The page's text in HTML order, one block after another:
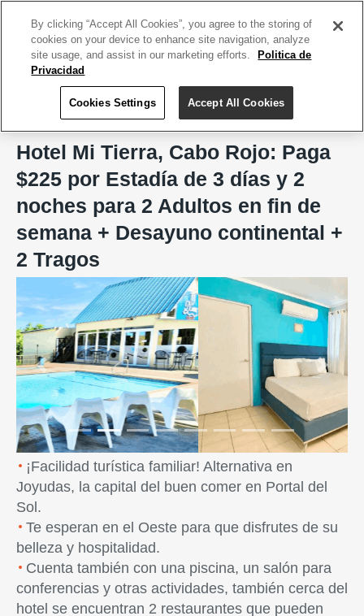
Hotel Mi Tierra, Cabo Rojo
Hotel Mi Tierra, Cabo Rojo: Paga
$225 por Estadía de 3 días y 2
noches para 2 Adultos en fin de
semana + Desayuno continental +
2 Tragos
Previous Next
¡Facilidad turística familiar! Alternativa en
Joyudas, la capital del buen comer en Portal del
Sol.
Te esperan en el Oeste para que disfrutes de su
belleza y hospitalidad.
Cuenta también con una piscina, un salón para
conferencias y otras actividades, también cerca del
hotel se encuentran 2 restaurantes que pueden
By clicking “Accept All Cookies”, you agree to the storing of
cookies on your device to enhance site navigation, analyze
site usage, and assist in our marketing efforts.
Politica de
Privacidad
Cookies Settings Accept All Cookies